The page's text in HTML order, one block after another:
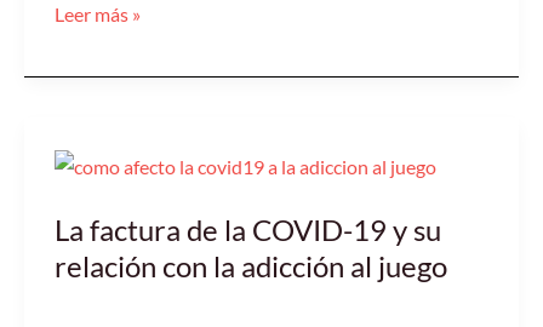
Leer más »
La factura de la COVID-19 y su
relación con la adicción al juego
La
de
la